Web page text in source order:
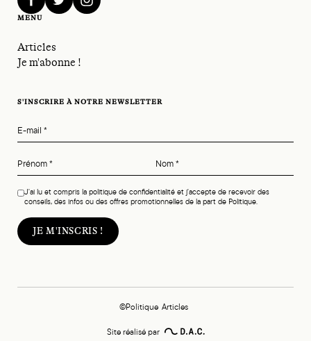
facebooktwitterinstagram
MENU
Articles
Je m'abonne !
S'INSCRIRE À NOTRE NEWSLETTER
E-mail *
Prénom* Nom*
J'ai lu et compris la politique de confidentialité et j'accepte de recevoir des
conseils, des infos ou des offres promotionnelles de la part de Politique.
©Politique Articles
Site réalisé par